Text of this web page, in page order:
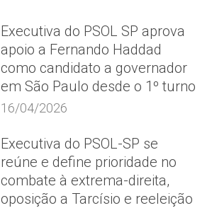
Executiva do PSOL SP aprova
apoio a Fernando Haddad
como candidato a governador
em São Paulo desde o 1º turno
16/04/2026
Executiva do PSOL-SP se
reúne e define prioridade no
combate à extrema-direita,
oposição a Tarcísio e reeleição